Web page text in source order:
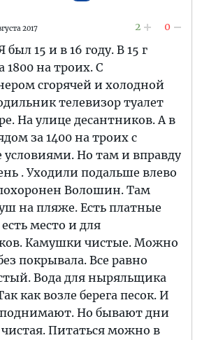
2017 2 0
был 15 и в 16 году. В 15 г
1800 на троих. С
сгорячей и холодной
телевизор туалет
На улице десантников. А в
за 1400 на троих с
Но там и вправду
. Уходили подальше влево
Волошин. Там
на пляже. Есть платные
место и для
Камушки чистые. Можно
покрывала. Все равно
Вода для ныряльщика
как возле берега песок. И
Но бывают дни
чистая. Питаться можно в